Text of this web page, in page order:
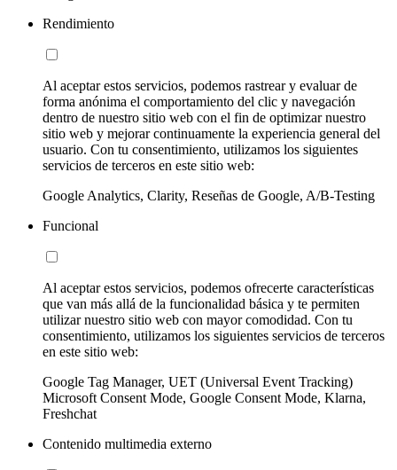
Rendimiento
Al aceptar estos servicios, podemos rastrear y evaluar de
forma anónima el comportamiento del clic y navegación
dentro de nuestro sitio web con el fin de optimizar nuestro
sitio web y mejorar continuamente la experiencia general del
usuario. Con tu consentimiento, utilizamos los siguientes
servicios de terceros en este sitio web:
Google Analytics, Clarity, Reseñas de Google, A/B-Testing
Funcional
Al aceptar estos servicios, podemos ofrecerte características
que van más allá de la funcionalidad básica y te permiten
utilizar nuestro sitio web con mayor comodidad. Con tu
consentimiento, utilizamos los siguientes servicios de terceros
en este sitio web:
Google Tag Manager, UET (Universal Event Tracking)
Microsoft Consent Mode, Google Consent Mode, Klarna,
Freshchat
Contenido multimedia externo